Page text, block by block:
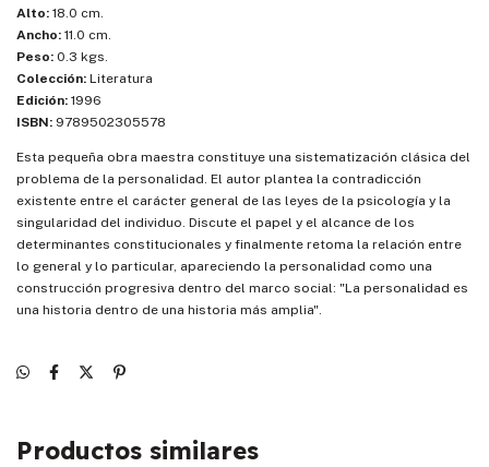
Alto: 18.0 cm.
Ancho: 11.0 cm.
Peso: 0.3 kgs.
Colección: Literatura
Edición: 1996
ISBN: 9789502305578
Esta pequeña obra maestra constituye una sistematización clásica del
problema de la personalidad. El autor plantea la contradicción
existente entre el carácter general de las leyes de la psicología y la
singularidad del individuo. Discute el papel y el alcance de los
determinantes constitucionales y finalmente retoma la relación entre
lo general y lo particular, apareciendo la personalidad como una
construcción progresiva dentro del marco social: "La personalidad es
una historia dentro de una historia más amplia".
Productos similares